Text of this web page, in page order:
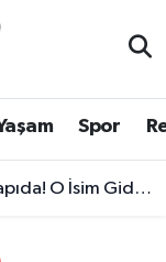
Spor
O İsim Gidiyor mu?